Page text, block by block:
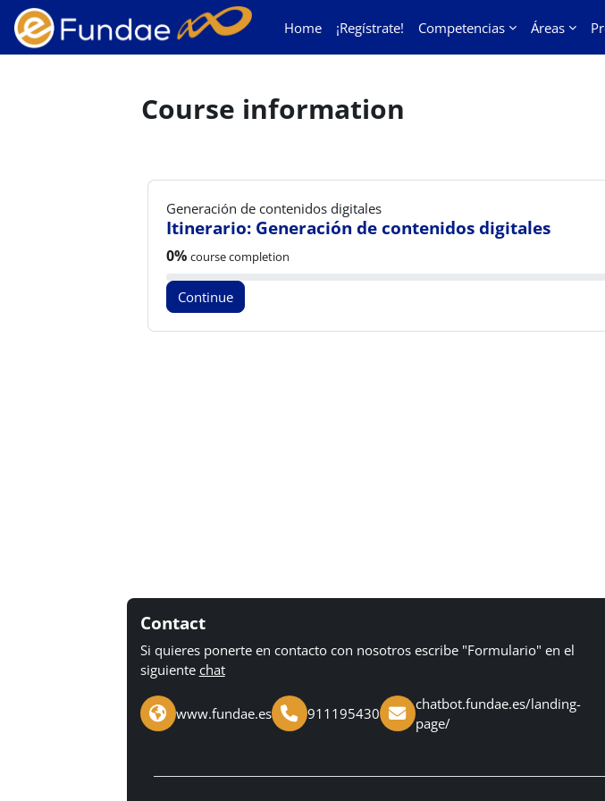
Skip to main content
Home
¡Regístrate! Competencias Áreas
Course information
Generación de contenidos digitales
Itinerario: Generación de contenidos digitales
Course progress:
0% course completion
Continue
Contact
Si quieres ponerte en contacto con nosotros escribe "Formulario" en el
siguiente chat
www.fundae.es 911195430
chatbot.fundae.es/landing-
page/